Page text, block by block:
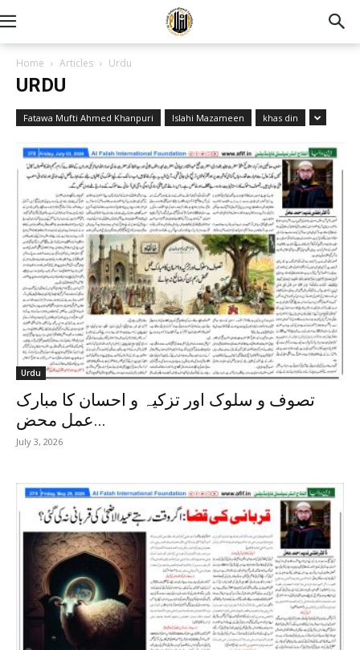
Home Articles Urdu
URDU
Fatawa Mufti Ahmed Khanpuri Islahi Mazameen khas din
Urdu
تصوف و سلوک اور تزکیہ و احسان کا مبارک
عمل محض...
July 3, 2026